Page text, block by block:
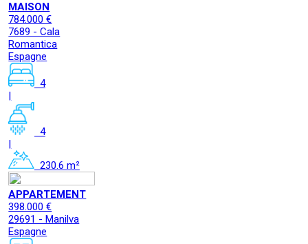
MAISON
784.000 €
7689 - Cala
Romantica
Espagne
4
4
|
230.6 m²
APPARTEMENT
398.000 €
29691 - Manilva
Espagne